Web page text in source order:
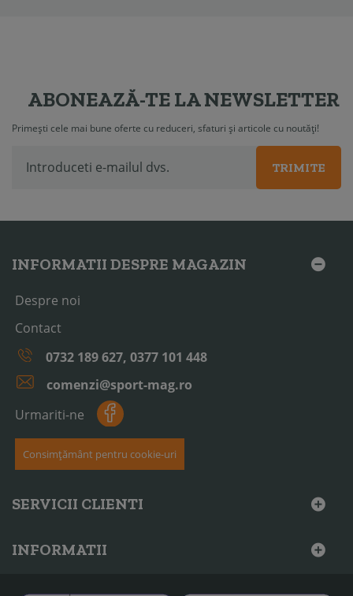
ABONEAZĂ-TE LA NEWSLETTER
Primești cele mai bune oferte cu reduceri, sfaturi și articole cu noutăți!
TRIMITE
INFORMATII DESPRE MAGAZIN
Despre noi
Contact
0732 189 627, 0377 101 448
comenzi@sport-mag.ro
Urmariti-ne
Consimțământ pentru cookie-uri
SERVICII CLIENTI
INFORMATII